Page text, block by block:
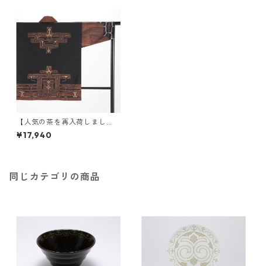
【人気の茶を再入荷しまし
た！】アイヌ法被
¥17,940
同じカテゴリの商品